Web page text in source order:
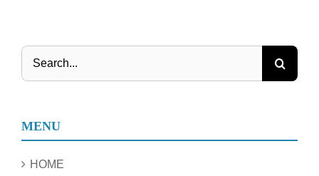
Search
MENU
HOME